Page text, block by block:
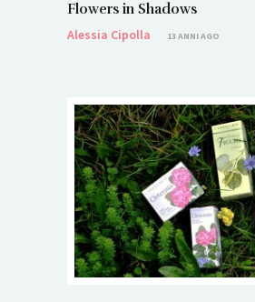
Flowers in Shadows
Alessia Cipolla
13 ANNI AGO